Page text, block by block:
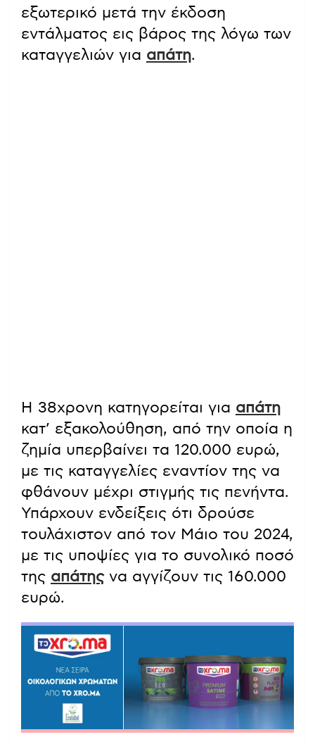
εξωτερικό μετά την έκδοση
εντάλματος εις βάρος της λόγω των
καταγγελιών για απάτη.
Η 38χρονη κατηγορείται για απάτη
κατ’ εξακολούθηση, από την οποία η
ζημία υπερβαίνει τα 120.000 ευρώ,
με τις καταγγελίες εναντίον της να
φθάνουν μέχρι στιγμής τις πενήντα.
Υπάρχουν ενδείξεις ότι δρούσε
τουλάχιστον από τον Μάιο του 2024,
με τις υποψίες για το συνολικό ποσό
της απάτηςνα αγγίζουν τις 160.000
ευρώ.